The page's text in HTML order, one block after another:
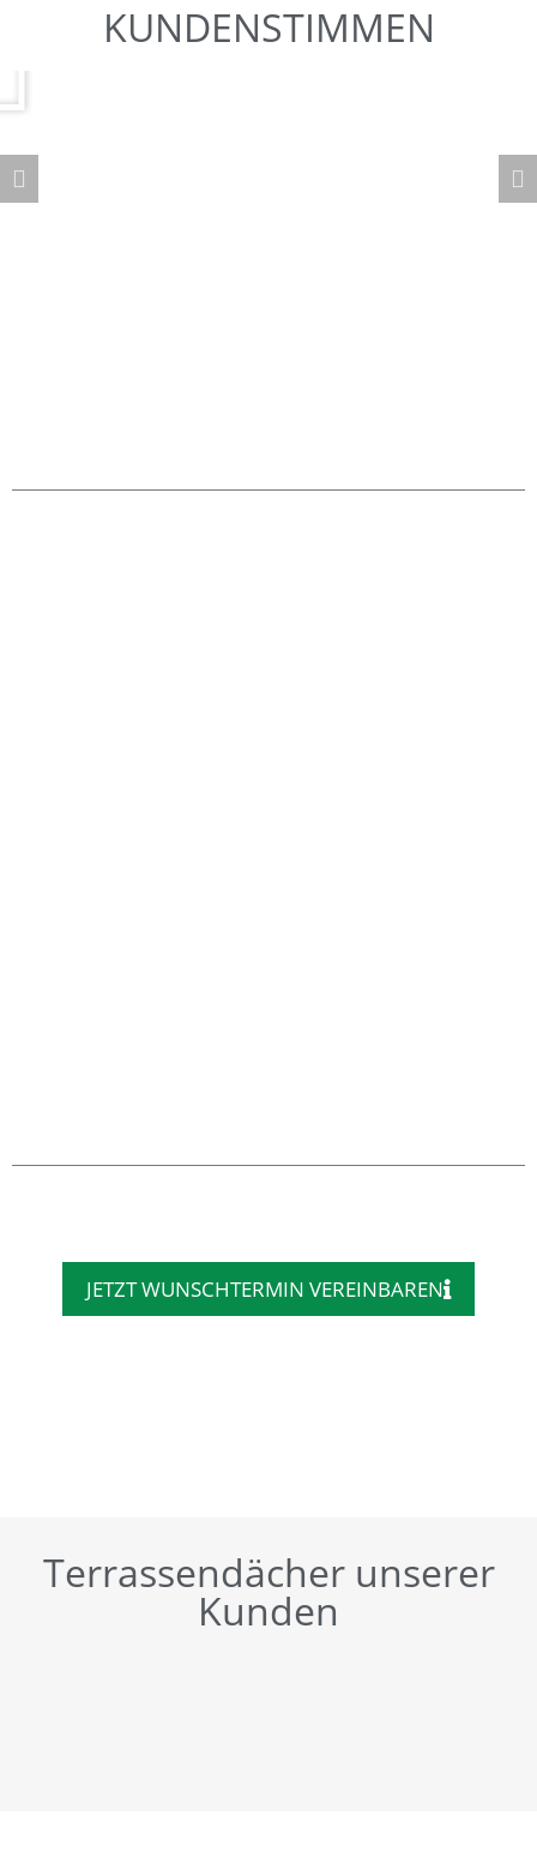
KUNDENSTIMMEN
JETZT WUNSCHTERMIN VEREINBAREN
Terrassendächer unserer
Kunden